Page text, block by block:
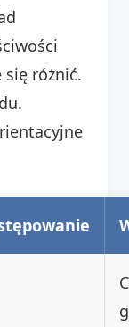
się różnić.